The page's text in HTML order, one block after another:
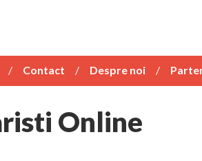
Contact Despre noi
Online